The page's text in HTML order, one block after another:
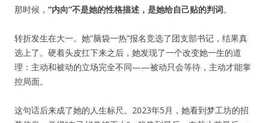
那时候， “内向”不是她的性格描述，是她给自己贴的判词。
转折发生在大一。她”脑袋一热”报名竞选了团支部书记，结果真
选上了。硬着头皮扛下来之后，她发现了一个改变她一生的道
理：主动和被动的立场完全不同——被动只会等待，主动才能掌
控局面。
这句话后来成了她的人生标尺。2023年5月，她看到梦工坊的招